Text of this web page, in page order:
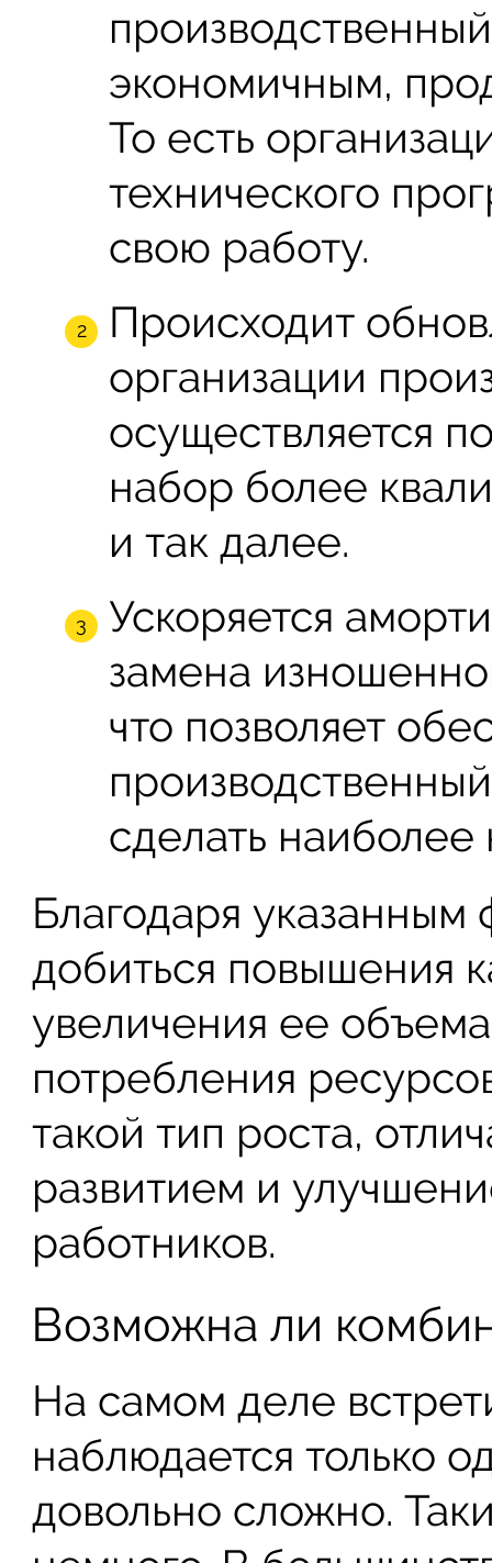
экономичным,
То есть
технического
свою работу.
Происходит
организации
осуществляется
набор более
и так далее.
Ускоряется
замена
что позволяет
сделать
Благодаря указанным
добиться повышения
увеличения ее
потребления
такой тип роста,
развитием и
работников.
Возможна ли
На самом деле
наблюдается только
довольно сложно.